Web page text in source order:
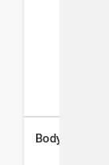
Body Splash